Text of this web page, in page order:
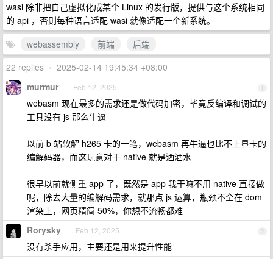
wasi 除非把自己虚拟化成某个 Linux 的发行版，提供与这个系统相同
的 api ，否则每种语言适配 wasi 就像适配一个新系统。
webassembly
前端
后端
22 replies • 2025-02-14 19:45:34 +08:00
1
murmur Feb 12, 2025
webasm 现在最多的需求还是做代码加密，毕竟反编译和调试的
工具没有 js 那么牛逼
以前 b 站软解 h265 卡的一笔，webasm 再牛逼也比不上显卡的
编解码器，而这玩意对于 native 就是洒洒水
很早以前就侧重 app 了，既然是 app 我干嘛不用 native 直接做
呢，除去大量的编解码需求，就那点 js 运算，瓶颈不全在 dom
渲染上，网页精简 50%，你想不流畅都难
2
Rorysky Feb 12, 2025
没有杀手应用，主要还是用来提升性能